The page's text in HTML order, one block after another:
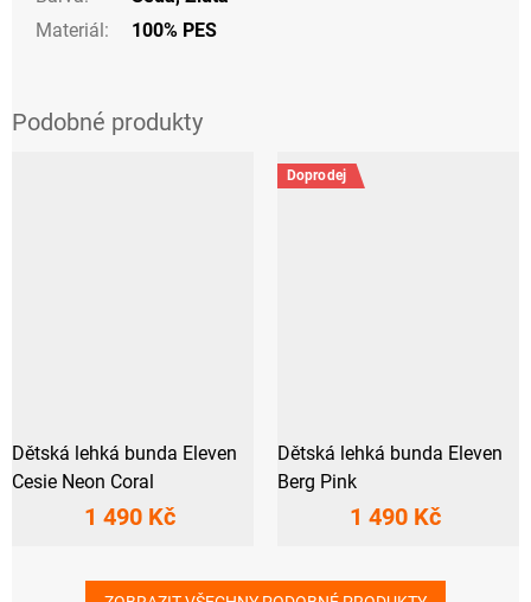
Materiál: 100% PES
Dětská lehká bunda Eleven
Cesie Neon Coral
1 490 Kč
Doprodej
Dětská lehká bunda Eleven
Berg Pink
1 490 Kč